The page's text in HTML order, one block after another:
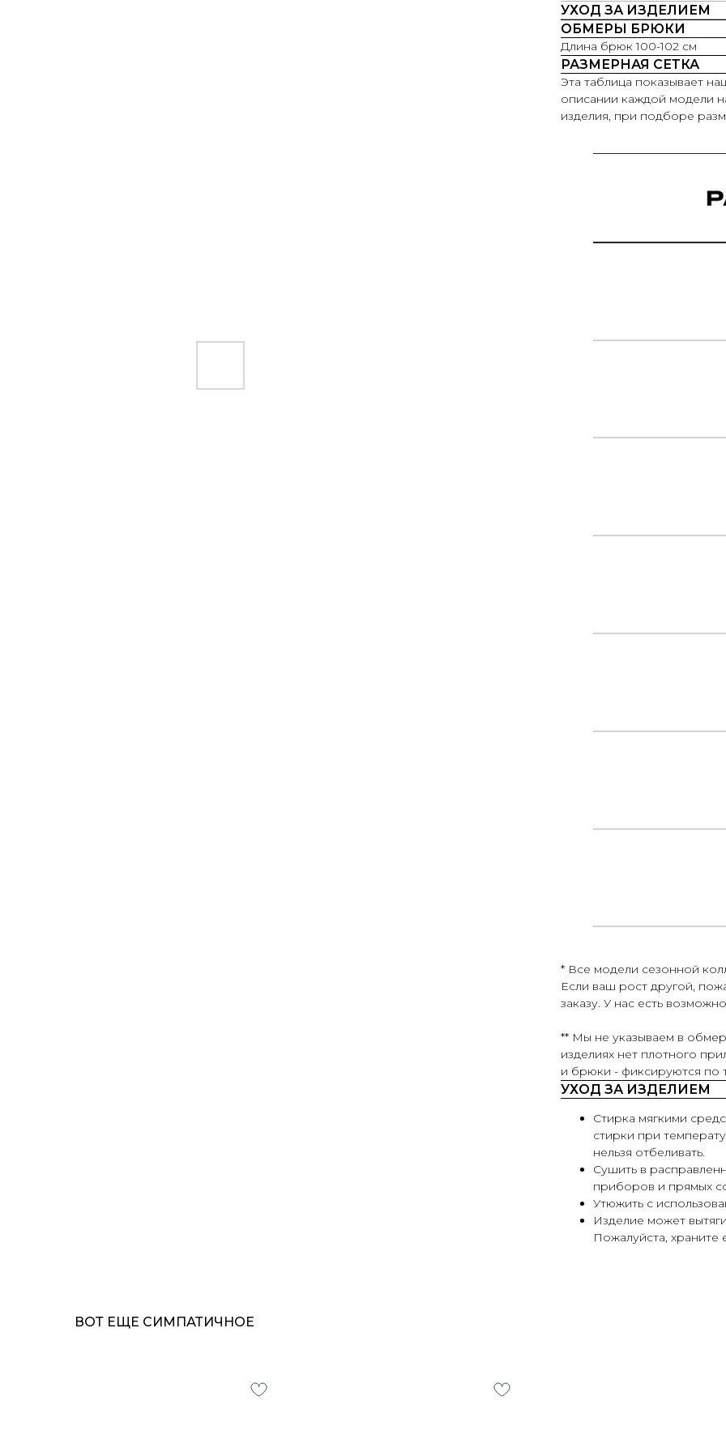
УХОД ЗА ИЗДЕЛИЕМ
ОБМЕРЫ БРЮКИ
Длина брюк 100-102 см
РАЗМЕРНАЯ СЕТКА
Эта таблица показывает
описании каждой модели
изделия, при подборе
* Все модели сезонной
Если ваш рост другой,
заказу. У нас есть
** Мы не указываем в
изделиях нет плотного
и брюки - фиксируются по
УХОД ЗА ИЗДЕЛИЕМ
Стирка мягкими
стирки при
нельзя отбеливать.
Сушить в
приборов и прямых
Утюжить с
Изделие может
Пожалуйста, храните
ВОТ ЕЩЕ СИМПАТИЧНОЕ